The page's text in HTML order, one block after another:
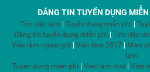
ĐĂNG TIN TUYỂN DỤNG
Tìm việc làm Tuyển dụng miễn phí
Đăng tin tuyển dụng miễn phí| Tìm việc
Việc làm ngoài giờ| Việc làm 2017 Mien
lam
Tuyen dung mien phi
Viec lam moi Viec